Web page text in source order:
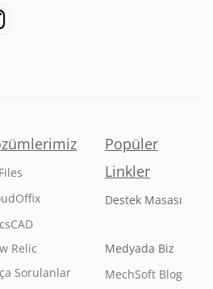
Relic
Sorulanlar
Popüler
Linkler
Destek Masası
Medyada Biz
MechSoft Blog